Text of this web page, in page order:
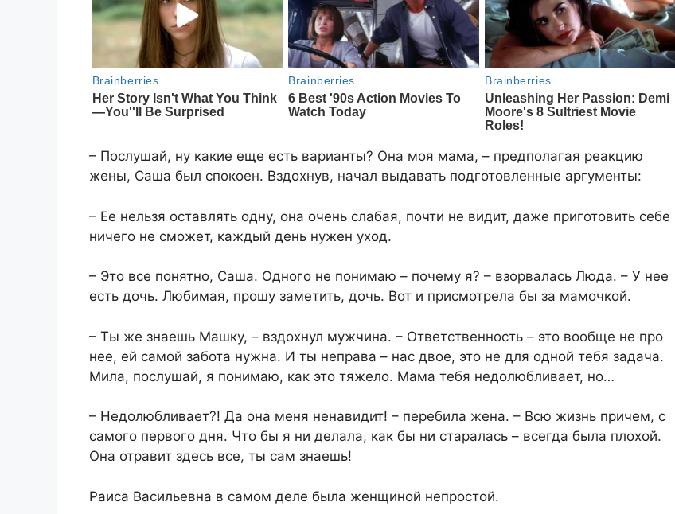
​– Послушай, ну какие еще есть варианты? Она моя мама, – предполагая реакцию
жены, Саша был спокоен. Вздохнув, начал выдавать подготовленные аргументы:​
​– Ее нельзя оставлять одну, она очень слабая, почти не видит, даже приготовить себе
ничего не сможет, каждый день нужен уход.​
​– Это все понятно, Саша. Одного не понимаю – почему я? – взорвалась Люда. – У нее
есть дочь. Любимая, прошу заметить, дочь. Вот и присмотрела бы за мамочкой.​
​– Ты же знаешь Машку, – вздохнул мужчина. – Ответственность – это вообще не про
нее, ей самой забота нужна. И ты неправа – нас двое, это не для одной тебя задача.
Мила, послушай, я понимаю, как это тяжело. Мама тебя недолюбливает, но…​
​– Недолюбливает?! Да она меня ненавидит! – перебила жена. – Всю жизнь причем, с
самого первого дня. Что бы я ни делала, как бы ни старалась – всегда была плохой.
Она отравит здесь все, ты сам знаешь!​
​Раиса Васильевна в самом деле была женщиной непростой.​